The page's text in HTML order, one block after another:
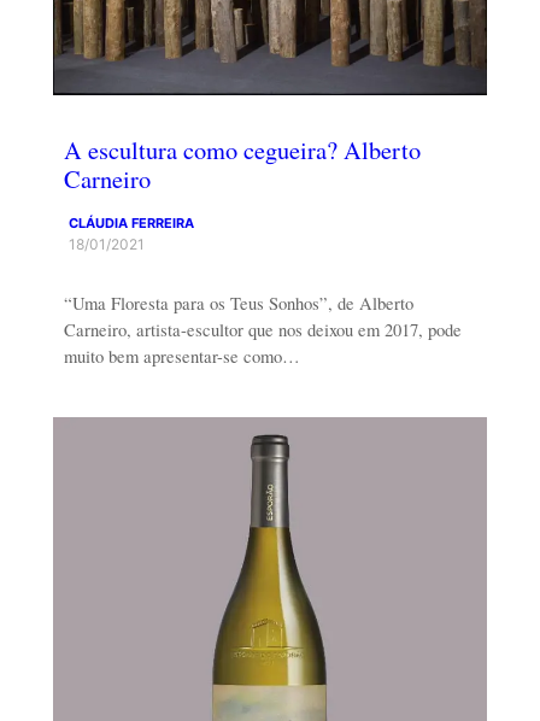
A escultura como cegueira? Alberto
Carneiro
CLÁUDIA FERREIRA
18/01/2021
“Uma Floresta para os Teus Sonhos”, de Alberto
Carneiro, artista-escultor que nos deixou em 2017, pode
muito bem apresentar-se como…